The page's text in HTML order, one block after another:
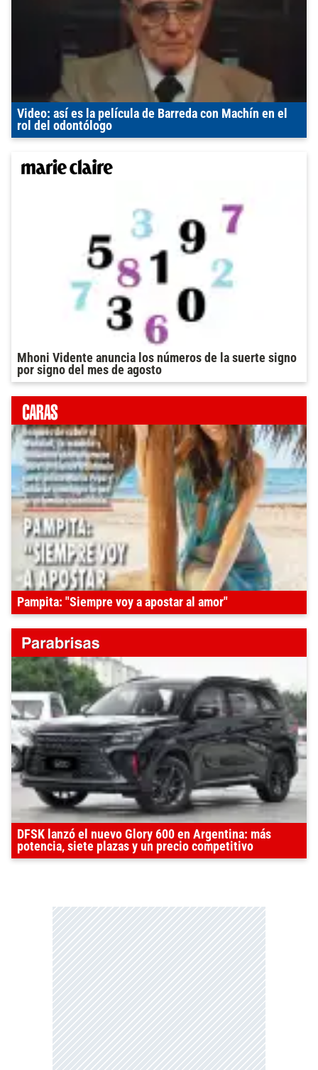
Video: así es la película de Barreda con Machín en el
rol del odontólogo
Mhoni Vidente anuncia los números de la suerte signo
por signo del mes de agosto
Pampita: "Siempre voy a apostar al amor"
DFSK lanzó el nuevo Glory 600 en Argentina: más
potencia, siete plazas y un precio competitivo